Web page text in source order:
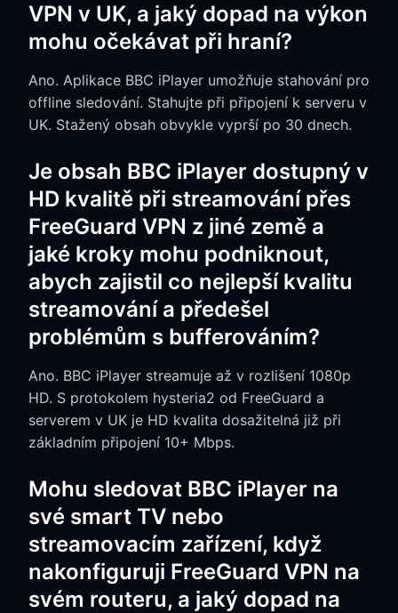
VPN v UK, a jaký dopad na výkon
mohu očekávat při hraní?
Ano. Aplikace BBC iPlayer umožňuje stahování pro
offline sledování. Stahujte při připojení k serveru v
UK. Stažený obsah obvykle vyprší po 30 dnech.
Je obsah BBC iPlayer dostupný v
HD kvalitě při streamování přes
FreeGuard VPN z jiné země a
jaké kroky mohu podniknout,
abych zajistil co nejlepší kvalitu
streamování a předešel
problémům s bufferováním?
Ano. BBC iPlayer streamuje až v rozlišení 1080p
HD. S protokolem hysteria2 od FreeGuard a
serverem v UK je HD kvalita dosažitelná již při
základním připojení 10+ Mbps.
Mohu sledovat BBC iPlayer na
své smart TV nebo
streamovacím zařízení, když
nakonfiguruji FreeGuard VPN na
svém routeru, a jaký dopad na